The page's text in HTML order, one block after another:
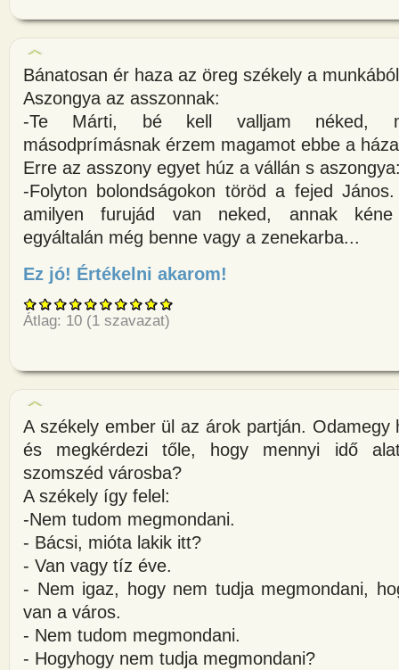
Bánatosan ér haza az öreg székely a
Aszongya az asszonnak:
-Te Márti, bé kell valljam néked,
másodprímásnak érzem magamot ebbe a
Erre az asszony egyet húz a vállán s
-Folyton bolondságokon töröd a fejed
amilyen furujád van neked, annak
egyáltalán még benne vagy a zenekarba...
Ez jó! Értékelni akarom!
Átlag: 10 (1 szavazat)
A székely ember ül az árok partján. Odamegy
és megkérdezi tőle, hogy mennyi idő
szomszéd városba?
A székely így felel:
-Nem tudom megmondani.
- Bácsi, mióta lakik itt?
- Van vagy tíz éve.
- Nem igaz, hogy nem tudja megmondani,
van a város.
- Nem tudom megmondani.
- Hogyhogy nem tudja megmondani?